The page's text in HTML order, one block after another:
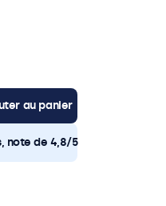
au panier
note de 4,8/5